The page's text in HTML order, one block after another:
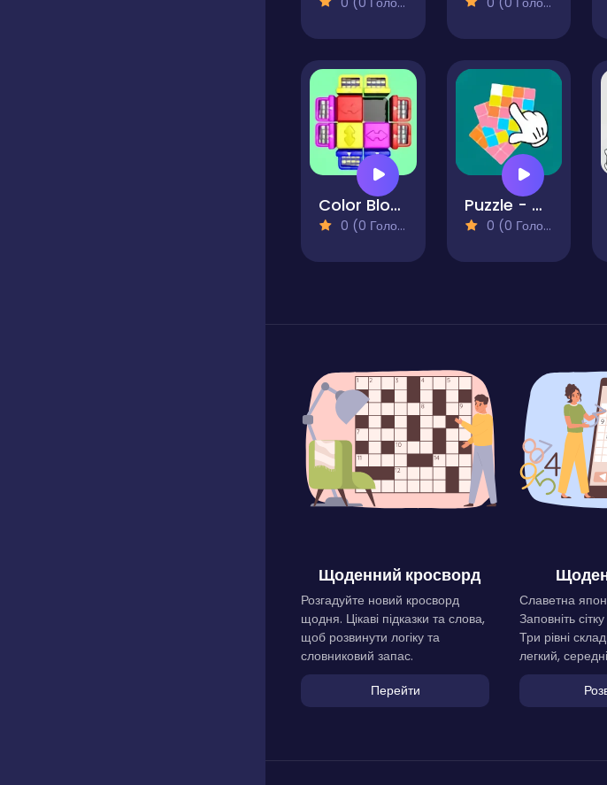
Color Block Jam
0 (0 Голосів)
Puzzle - Get the pattern
0 (0 Голосів)
Щоденний кросворд
Розгадуйте новий кросворд
щодня. Цікаві підказки та слова,
щоб розвинути логіку та
словниковий запас.
Перейти
Славетна
Заповніть
Три рівні
легкий,